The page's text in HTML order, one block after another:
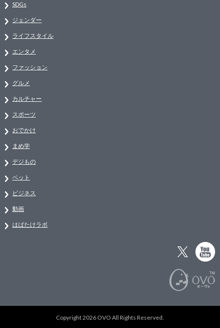
SDGs
ジェンダー
ライフスタイル
エンタメ
ファッション
グルメ
カルチャー
スポーツ
おでかけ
まめ学
デジもの
ペット
ビジネス
動画
はばたけラボ
Copyright 2026 OVO All Rights Reserved.